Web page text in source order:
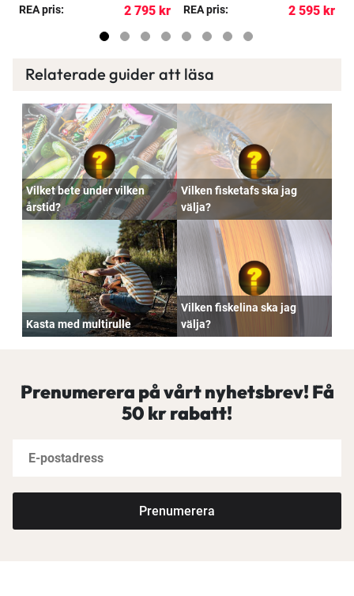
REA pris:
2 795 kr
REA pris:
2 595 kr
Relaterade guider att läsa
Vilket bete under vilken
årstid?
Vilken fisketafs ska jag
välja?
Kasta med multirulle
Vilken fiskelina ska jag
välja?
Prenumerera på vårt nyhetsbrev! Få
50 kr rabatt!
Prenumerera